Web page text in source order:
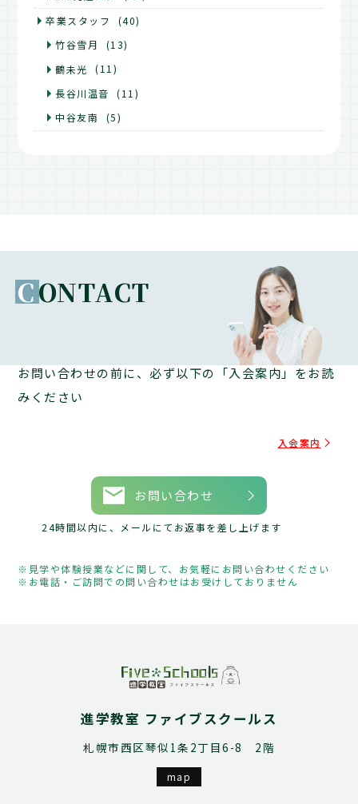
卒業スタッフ
(40)
竹谷雪月
(13)
鶴未光
(11)
長谷川温音
(11)
中谷友南
(5)
CONTACT
お問い合わせの前に、必ず以下の「入会案内」をお読
みください
入会案内
お問い合わせ
24時間以内に、メールにてお返事を差し上げます
見学や体験授業などに関して、お気軽にお問い合わせください
お電話・ご訪問での問い合わせはお受けしておりません
進学教室 ファイブスクールス
札幌市西区琴似1条2丁目6-8 2階
map